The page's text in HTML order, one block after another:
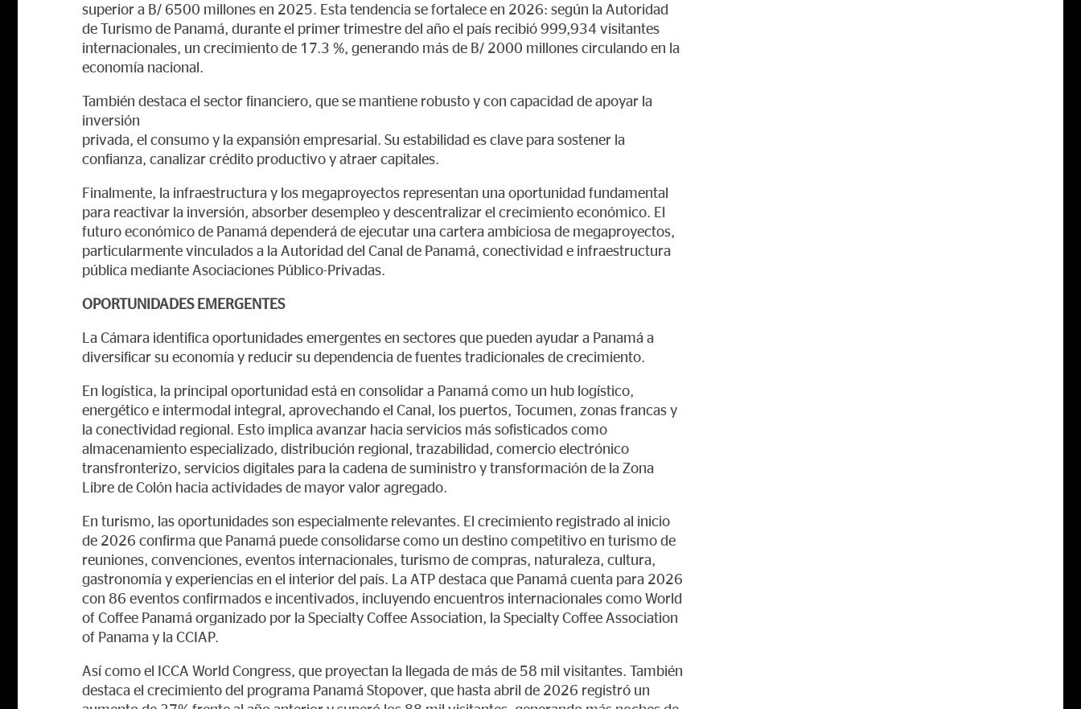
superior a B/ 6500 millones en 2025. Esta tendencia se fortalece en 2026: según la Autoridad
de Turismo de Panamá, durante el primer trimestre del año el país recibió 999,934 visitantes
internacionales, un crecimiento de 17.3 %, generando más de B/ 2000 millones circulando en la
economía nacional.
También destaca el sector financiero, que se mantiene robusto y con capacidad de apoyar la
inversión
privada, el consumo y la expansión empresarial. Su estabilidad es clave para sostener la
confianza, canalizar crédito productivo y atraer capitales.
Finalmente, la infraestructura y los megaproyectos representan una oportunidad fundamental
para reactivar la inversión, absorber desempleo y descentralizar el crecimiento económico. El
futuro económico de Panamá dependerá de ejecutar una cartera ambiciosa de megaproyectos,
particularmente vinculados a la Autoridad del Canal de Panamá, conectividad e infraestructura
pública mediante Asociaciones Público-Privadas.
OPORTUNIDADES EMERGENTES
La Cámara identifica oportunidades emergentes en sectores que pueden ayudar a Panamá a
diversificar su economía y reducir su dependencia de fuentes tradicionales de crecimiento.
En logística, la principal oportunidad está en consolidar a Panamá como un hub logístico,
energético e intermodal integral, aprovechando el Canal, los puertos, Tocumen, zonas francas y
la conectividad regional. Esto implica avanzar hacia servicios más sofisticados como
almacenamiento especializado, distribución regional, trazabilidad, comercio electrónico
transfronterizo, servicios digitales para la cadena de suministro y transformación de la Zona
Libre de Colón hacia actividades de mayor valor agregado.
En turismo, las oportunidades son especialmente relevantes. El crecimiento registrado al inicio
de 2026 confirma que Panamá puede consolidarse como un destino competitivo en turismo de
reuniones, convenciones, eventos internacionales, turismo de compras, naturaleza, cultura,
gastronomía y experiencias en el interior del país. La ATP destaca que Panamá cuenta para 2026
con 86 eventos confirmados e incentivados, incluyendo encuentros internacionales como World
of Coffee Panamá organizado por la Specialty Coffee Association, la Specialty Coffee Association
of Panama y la CCIAP.
Así como el ICCA World Congress, que proyectan la llegada de más de 58 mil visitantes. También
destaca el crecimiento del programa Panamá Stopover, que hasta abril de 2026 registró un